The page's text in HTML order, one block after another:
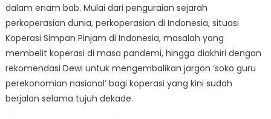
dalam enam bab. Mulai dari penguraian sejarah
perkoperasian dunia, perkoperasian di Indonesia, situasi
Koperasi Simpan Pinjam di Indonesia, masalah yang
membelit koperasi di masa pandemi, hingga diakhiri dengan
rekomendasi Dewi untuk mengembalikan jargon ‘soko guru
perekonomian nasional’ bagi koperasi yang kini sudah
berjalan selama tujuh dekade.